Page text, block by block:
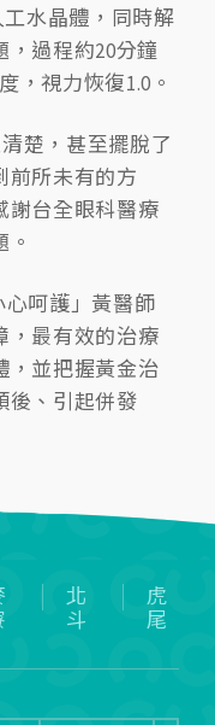
水晶體，同時解
過程約20分鐘
，視力恢復1.0。
楚，甚至擺脫了
前所未有的方
謝台全眼科醫療
呵護」黃醫師
，最有效的治療
，並把握黃金治
後、引起併發
北
斗
虎
尾